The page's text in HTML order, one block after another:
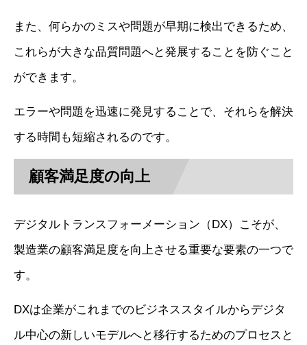
また、何らかのミスや問題が早期に検出できるため、
これらが大きな品質問題へと発展することを防ぐこと
ができます。
エラーや問題を迅速に発見することで、それらを解決
する時間も短縮されるのです。
顧客満足度の向上
デジタルトランスフォーメーション（DX）こそが、
製造業の顧客満足度を向上させる重要な要素の一つで
す。
DXは企業がこれまでのビジネススタイルからデジタ
ル中心の新しいモデルへと移行するためのプロセスと